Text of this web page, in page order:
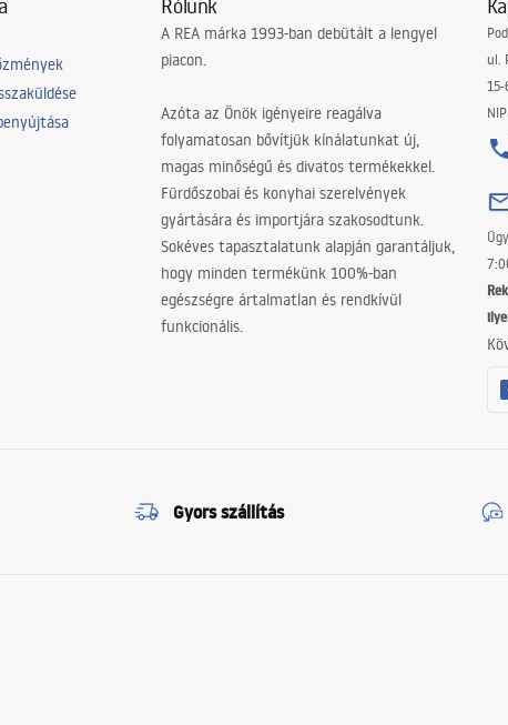
Rólunk
A REA márka 1993-ban debütált a lengyel
piacon.
Azóta az Önök igényeire reagálva
folyamatosan bővítjük kínálatunkat új,
magas minőségű és divatos termékekkel.
Fürdőszobai és konyhai szerelvények
gyártására és importjára szakosodtunk.
Sokéves tapasztalatunk alapján garantáljuk,
hogy minden termékünk 100%-ban
egészségre ártalmatlan és rendkívül
funkcionális.
ul.
15-
Gyors szállítás